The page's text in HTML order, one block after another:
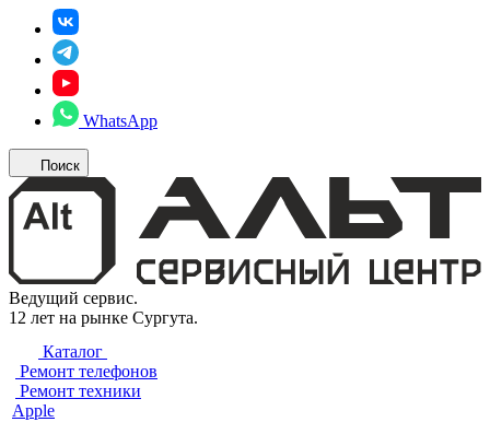
WhatsApp
Поиск
Ведущий сервис.
12 лет на рынке Сургута.
Каталог
Ремонт телефонов
Ремонт техники
Apple